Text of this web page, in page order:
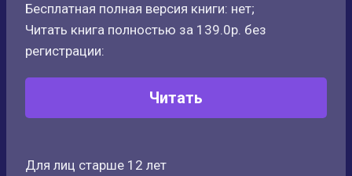
Бесплатная полная версия книги: нет;
Читать книга полностью за 139.0р. без
регистрации:
Читать
Для лиц старше 12 лет